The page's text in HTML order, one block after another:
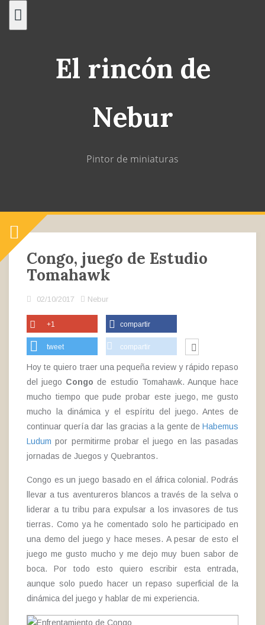
El rincón de
Nebur
Pintor de miniaturas
Congo, juego de Estudio
Tomahawk
02/10/2017 Nebur
+1 compartir
tweet compartir
Hoy te quiero traer una pequeña review y rápido repaso
del juego Congo de estudio Tomahawk. Aunque hace
mucho tiempo que pude probar este juego, me gusto
mucho la dinámica y el espíritu del juego. Antes de
continuar quería dar las gracias a la gente de Habemus
Ludum por permitirme probar el juego en las pasadas
jornadas de Juegos y Quebrantos.
Congo es un juego basado en el áfrica colonial. Podrás
llevar a tus aventureros blancos a través de la selva o
liderar a tu tribu para expulsar a los invasores de tus
tierras. Como ya he comentado solo he participado en
una demo del juego y hace meses. A pesar de esto el
juego me gusto mucho y me dejo muy buen sabor de
boca. Por todo esto quiero escribir esta entrada,
aunque solo puedo hacer un repaso superficial de la
dinámica del juego y hablar de mi experiencia.